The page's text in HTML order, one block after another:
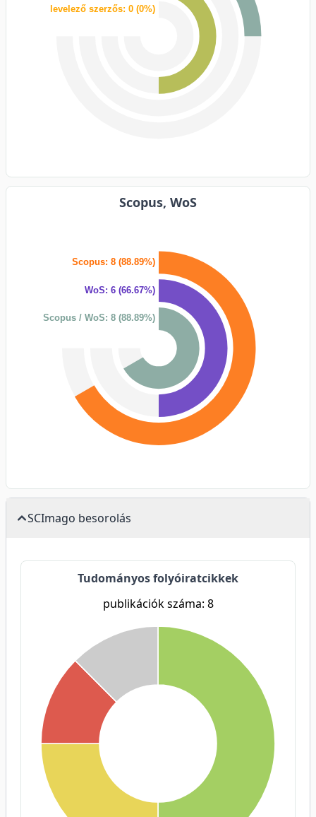
levelező szerzős: 0 (0%)
Scopus, WoS
Scopus: 8 (88.89%)
WoS: 6 (66.67%)
Scopus / WoS: 8 (88.89%)
SCImago besorolás
Tudományos folyóiratcikkek
publikációk száma: 8